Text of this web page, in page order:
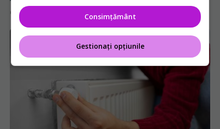
05 oct 2025, 17:17 Consimțământ
Gestionați opțiunile